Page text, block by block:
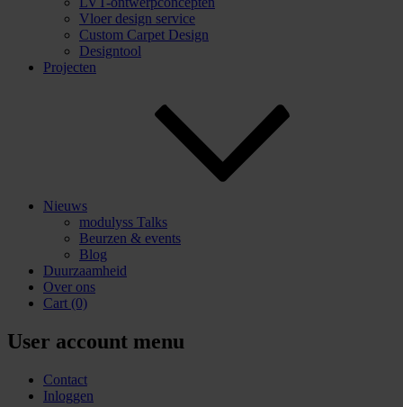
Vloer design service
Custom Carpet Design
Designtool
Projecten
Nieuws
modulyss Talks
Beurzen & events
Blog
Duurzaamheid
Over ons
Cart (0)
User account menu
Contact
Inloggen